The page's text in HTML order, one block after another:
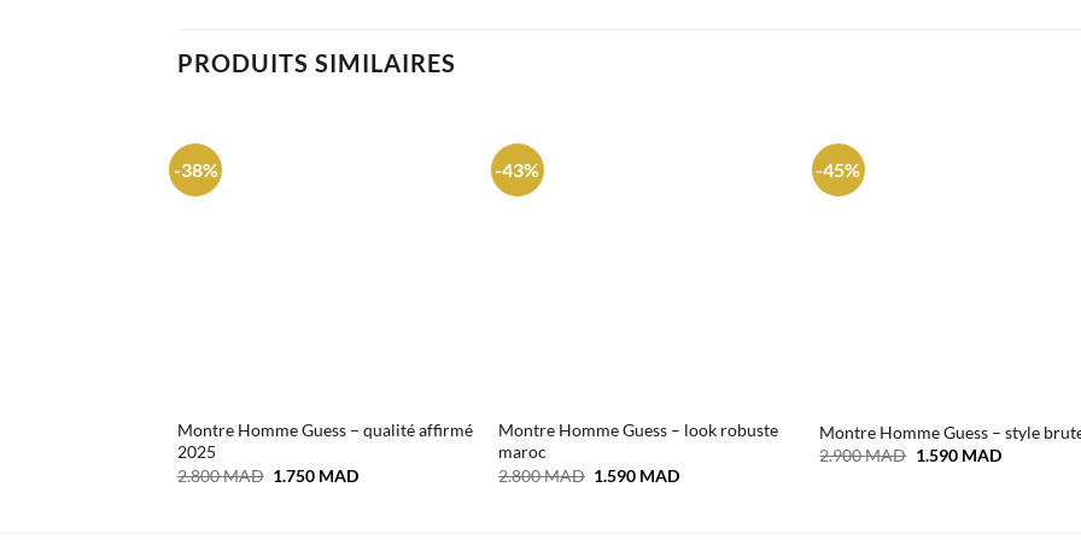
PRODUITS SIMILAIRES
-38%
Montre Homme Guess – qualité affirmé
2025
2.800MAD Le
1.750 MADLe
-43%
Montre Homme Guess – look robuste
maroc
2.800MAD Le
1.590 MADLe
-45%
Montre Homme Guess – style
2.900MAD Le
1.590 MADLe